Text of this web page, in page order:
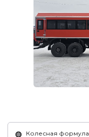
Колесная формула